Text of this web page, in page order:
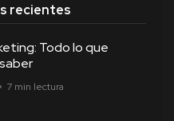
recientes
Todo lo que
7 min lectura